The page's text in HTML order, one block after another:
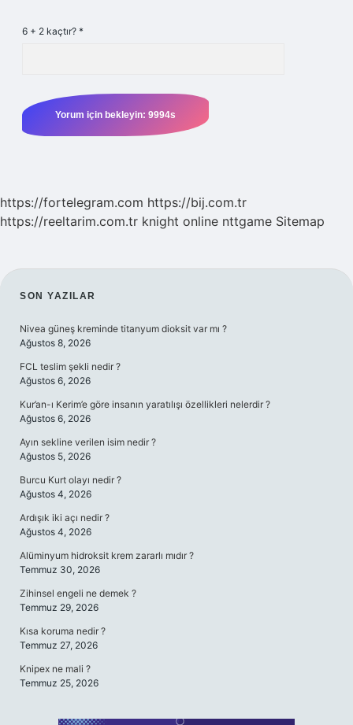
6 + 2 kaçtır? *
https://fortelegram.com https://bij.com.tr
https://reeltarim.com.tr knight online nttgame Sitemap
SIDEBAR
SON YAZILAR
Nivea güneş kreminde titanyum dioksit var mı ?
Ağustos 8, 2026
FCL teslim şekli nedir ?
Ağustos 6, 2026
Kur’an-ı Kerim’e göre insanın yaratılışı özellikleri nelerdir ?
Ağustos 6, 2026
Ayın sekline verilen isim nedir ?
Ağustos 5, 2026
Burcu Kurt olayı nedir ?
Ağustos 4, 2026
Ardışık iki açı nedir ?
Ağustos 4, 2026
Alüminyum hidroksit krem zararlı mıdır ?
Temmuz 30, 2026
Zihinsel engeli ne demek ?
Temmuz 29, 2026
Kısa koruma nedir ?
Temmuz 27, 2026
Knipex ne mali ?
Temmuz 25, 2026